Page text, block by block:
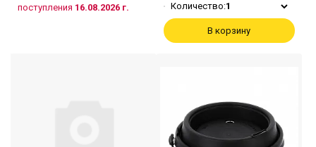
поступления 16.08.2026 г. Количество:1
В корзину